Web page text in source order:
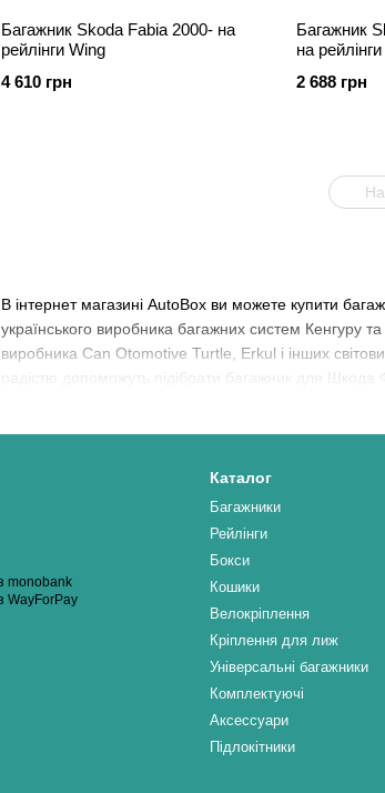
В інтернет магазині AutoBox ви можете купити
українського виробника багажних систем Кенгуру
виробника Can Otomotive Turtle, Erkul і інших
радістю допоможуть підібрати багажник для Шкода
Багажник Skoda Fabia 2000- на
рейлінги Wing
4 610 грн
Багажник
на рейлінги
2 688 грн
Каталог
Багажники
Рейлінги
Бокси
Кошики
Велокріплення
Кріплення для лиж
Універсальні багажники
Комплектуючі
Аксессуари
Підлокітники